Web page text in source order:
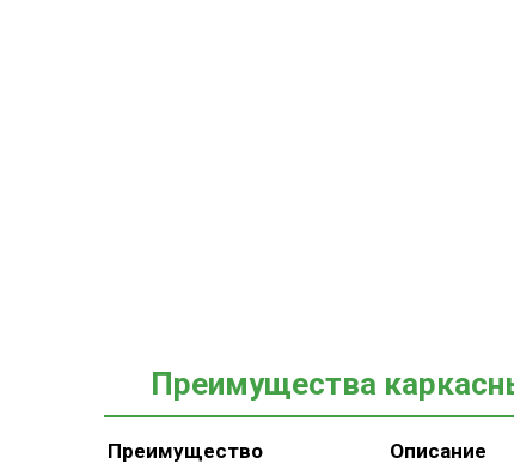
Преимущества
Преимущество
Описание